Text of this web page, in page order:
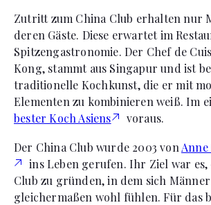
Zutritt zum China Club erhalten nur
deren Gäste. Diese erwartet im
Spitzengastronomie. Der Chef de
Kong, stammt aus Singapur und ist
traditionelle Kochkunst, die er mit
Elementen zu kombinieren weiß. Im
bester Koch Asiens
voraus.
Der China Club wurde 2003 von
ins Leben gerufen. Ihr Ziel war es,
Club zu gründen, in dem sich
gleichermaßen wohl fühlen. Für das